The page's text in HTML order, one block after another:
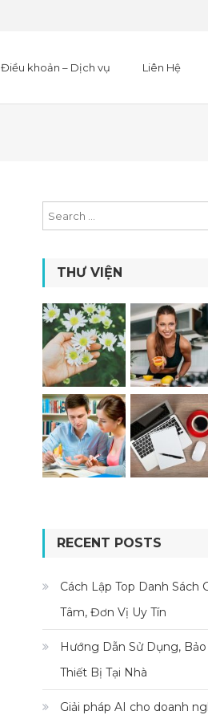
Điều khoản – Dịch vụ Liên Hệ
THƯ VIỆN
RECENT POSTS
Cách Lập Top Danh Sách
Tâm, Đơn Vị Uy Tín
Hướng Dẫn Sử Dụng, Bảo
Thiết Bị Tại Nhà
Giải pháp AI cho doanh